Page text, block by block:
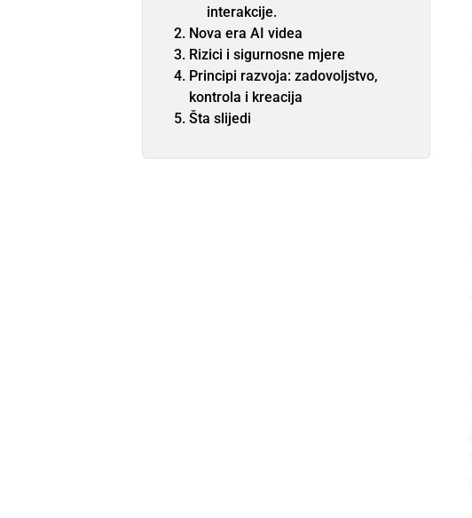
interakcije.
Nova era AI videa
Rizici i sigurnosne mjere
Principi razvoja: zadovoljstvo,
kontrola i kreacija
Šta slijedi